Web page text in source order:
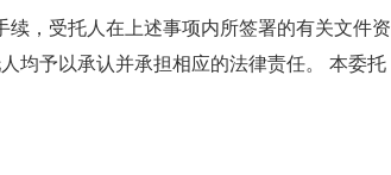
，受托人在上述事项内所签署的有关文件资
均予以承认并承担相应的法律责任。 本委托